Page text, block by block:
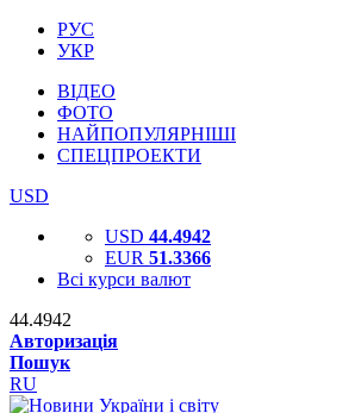
РУС
УКР
ВІДЕО
ФОТО
НАЙПОПУЛЯРНІШІ
СПЕЦПРОЕКТИ
USD
USD 44.4942
EUR 51.3366
Всі курси валют
44.4942
Авторизація
Пошук
RU